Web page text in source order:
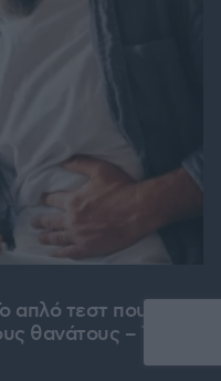
απλό τεστ που
θανάτους – Το